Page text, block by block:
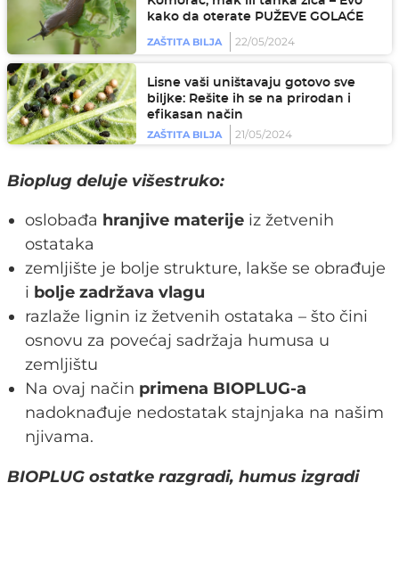
kako da oterate PUŽEVE GOLAĆE
ZAŠTITA BILJA 22/05/2024
Lisne vaši uništavaju gotovo sve
biljke: Rešite ih se na prirodan i
efikasan način
ZAŠTITA BILJA
21/05/2024
Bioplug deluje višestruko:
oslobađa hranjive materije iz žetvenih
ostataka
zemljište je bolje strukture, lakše se obrađuje
i bolje zadržava vlagu
razlaže lignin iz žetvenih ostataka – što čini
osnovu za povećaj sadržaja humusa u
zemljištu
Na ovaj način primena BIOPLUG-a
nadoknađuje nedostatak stajnjaka na našim
njivama.
BIOPLUG ostatke razgradi, humus izgradi